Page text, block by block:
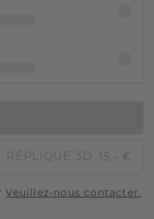
RÉPLIQUE 3D 15,- €
Veuillez-nous contacter.